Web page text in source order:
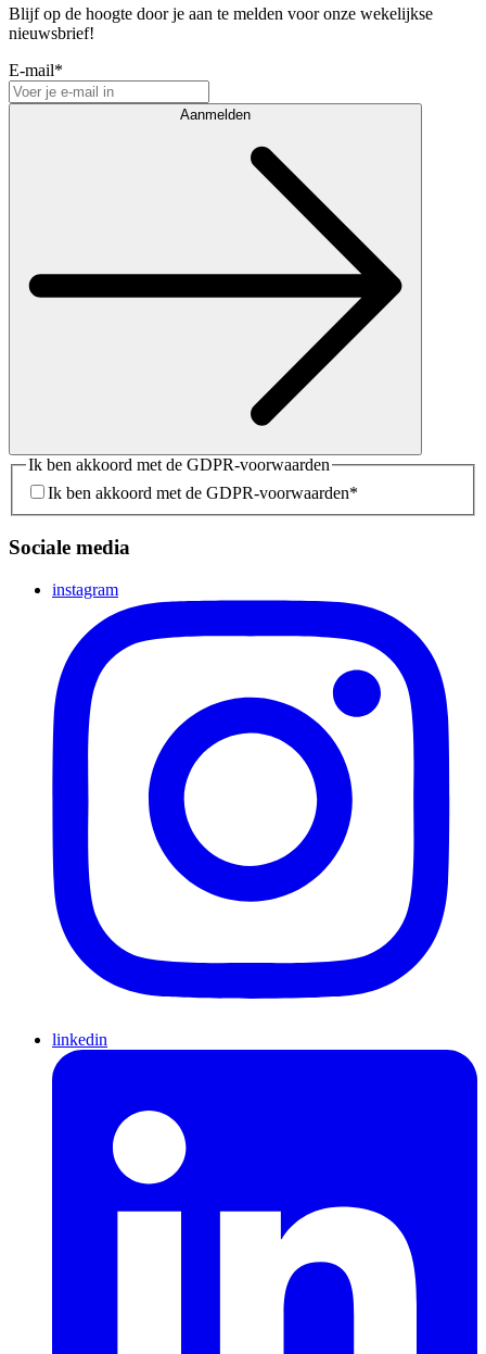
Blijf op de hoogte door je aan te melden voor onze wekelijkse
nieuwsbrief!
E-mail*
Aanmelden
Ik ben akkoord met de GDPR-voorwaarden
Ik ben akkoord met de GDPR-voorwaarden*
Sociale media
instagram
linkedin